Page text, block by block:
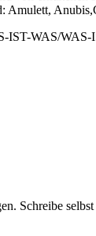
Amulett,
IST-WAS/
Schreibe